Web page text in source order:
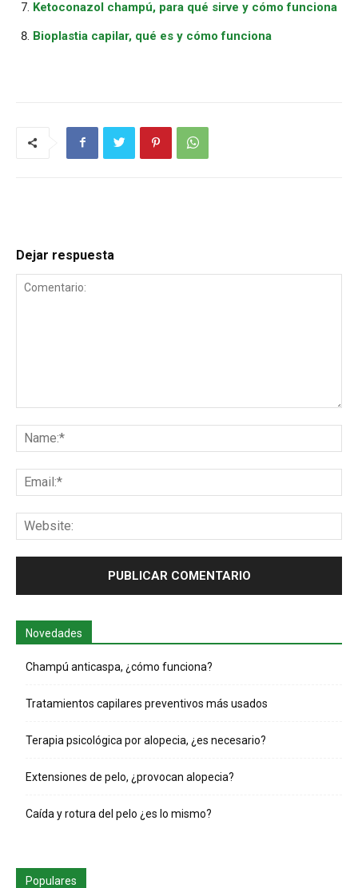
Ketoconazol champú, para qué sirve y cómo funciona
Bioplastia capilar, qué es y cómo funciona
Dejar respuesta
Novedades
Champú anticaspa, ¿cómo funciona?
Tratamientos capilares preventivos más usados
Terapia psicológica por alopecia, ¿es necesario?
Extensiones de pelo, ¿provocan alopecia?
Caída y rotura del pelo ¿es lo mismo?
Populares